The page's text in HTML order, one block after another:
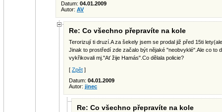
Datum: 04.01.2009
Autor: AV
Re: Co všechno přepravíte na kole
Terorizují ti druzí.A za šekely jsem se prodal již před 15ti
Jinak to prostředí zde začalo být nějaké "neobvyklé".Ale co to
vykřikovali mj."Ať žije Hamás".Co dělala policie?
[ Zpět ]
Datum: 04.01.2009
Autor: jinec
Re: Co všechno přepravíte na kole